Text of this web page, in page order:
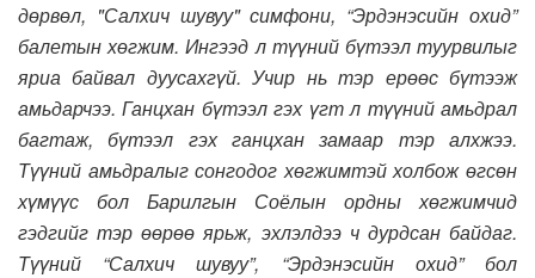
дөрвөл, "Салхич шувуу" симфони, “Эрдэнэсийн охид”
балетын хөгжим. Ингээд л түүний бүтээл туурвилыг
яриа байвал дуусахгүй. Учир нь тэр ерөөс бүтээж
амьдарчээ. Ганцхан бүтээл гэх үгт л түүний амьдрал
багтаж, бүтээл гэх ганцхан замаар тэр алхжээ.
Түүний амьдралыг сонгодог хөгжимтэй холбож өгсөн
хүмүүс бол Барилгын Соёлын ордны хөгжимчид
гэдгийг тэр өөрөө ярьж, эхлэлдээ ч дурдсан байдаг.
Түүний “Салхич шувуу”, “Эрдэнэсийн охид” бол